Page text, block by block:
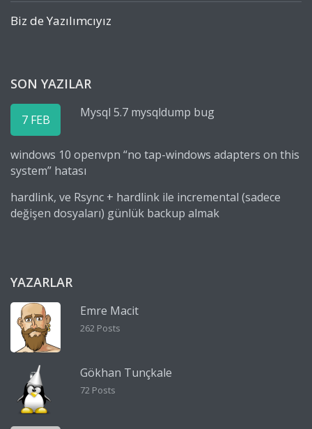
Biz de Yazılımcıyız
SON YAZILAR
7 FEB Mysql 5.7 mysqldump bug
windows 10 openvpn “no tap-windows adapters on this
system” hatası
hardlink, ve Rsync + hardlink ile incremental (sadece
değişen dosyaları) günlük backup almak
YAZARLAR
Emre Macit
262 Posts
Gökhan Tunçkale
72 Posts